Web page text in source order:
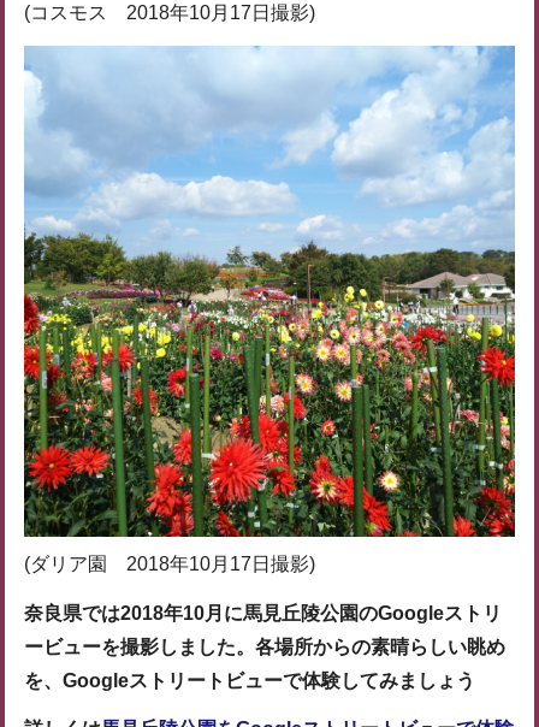
(コスモス 2018年10月17日撮影)
(ダリア園 2018年10月17日撮影)
奈良県では2018年10月に馬見丘陵公園のGoogleストリ
ービューを撮影しました。各場所からの素晴らしい眺め
を、Googleストリートビューで体験してみましょう